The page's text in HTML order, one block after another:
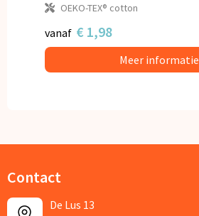
OEKO-TEX® cotton
vanaf € 1,98
Meer informatie
Contact
De Lus 13